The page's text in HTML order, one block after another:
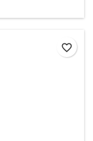
favorite_border